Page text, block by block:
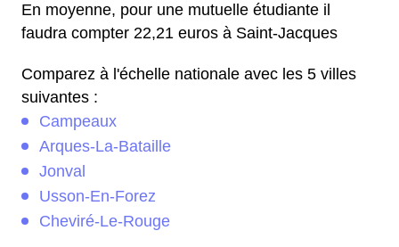
En moyenne, pour une mutuelle étudiante il
faudra compter 22,21 euros à Saint-Jacques
Comparez à l'échelle nationale avec les 5 villes
suivantes :
Campeaux
Arques-La-Bataille
Jonval
Usson-En-Forez
Cheviré-Le-Rouge